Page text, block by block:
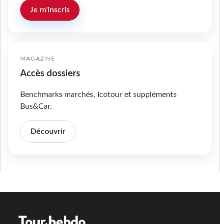
Je m'inscris
MAGAZINE
Accès dossiers
Benchmarks marchés, Icotour et suppléments
Bus&Car.
Découvrir